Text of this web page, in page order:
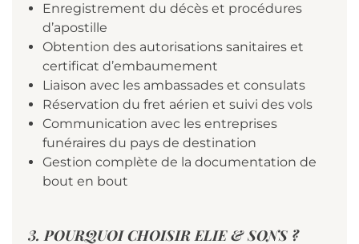
Enregistrement du décès et procédures
d’apostille
Obtention des autorisations sanitaires et
certificat d’embaumement
Liaison avec les ambassades et consulats
Réservation du fret aérien et suivi des vols
Communication avec les entreprises
funéraires du pays de destination
Gestion complète de la documentation de
bout en bout
3. POURQUOI CHOISIR ELIE & SONS ?